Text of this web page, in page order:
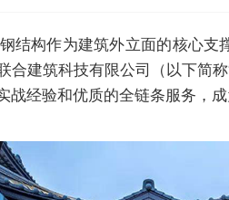
结构作为建筑外立面的核心
建筑科技有限公司（以下简
经验和优质的全链条服务，